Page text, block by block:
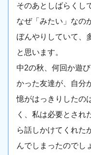
そのあとしばらくし
なぜ「みたい」なの
ぼんやりしていて、
と思います。
中2の秋、何回か遊
かった友達が、自分
憶がはっきりしたの
く、私は必要とされ
ら話しかけてくれた
んでしまったのでし